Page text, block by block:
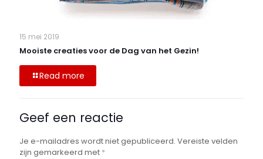
15 mei 2019
Mooiste creaties voor de Dag van het Gezin!
Read more
Geef een reactie
Je e-mailadres wordt niet gepubliceerd. Vereiste velden
zijn gemarkeerd met *